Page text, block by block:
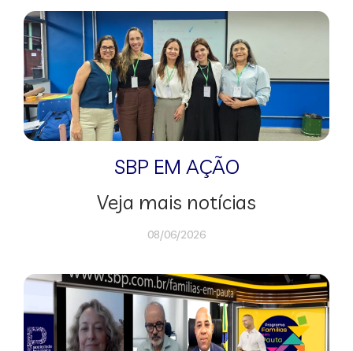
SBP EM AÇÃO
Veja mais notícias
08/06/2026